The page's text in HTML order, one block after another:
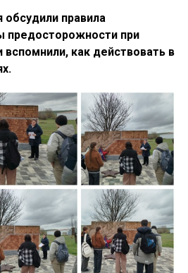
обсудили правила
предосторожности при
вспомнили, как действовать в